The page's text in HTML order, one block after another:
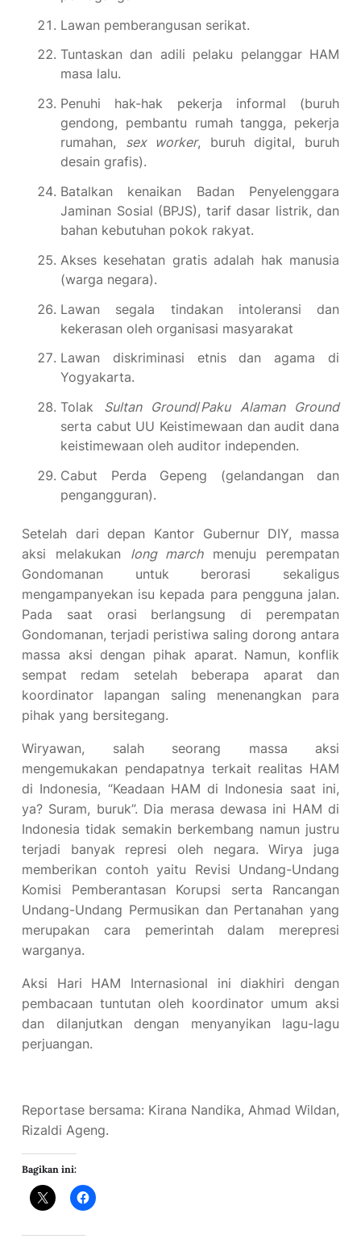
Lawan pemberangusan serikat.
Tuntaskan dan adili pelaku pelanggar HAM
masa lalu.
Penuhi hak-hak pekerja informal (buruh
gendong, pembantu rumah tangga, pekerja
rumahan, sex worker, buruh digital, buruh
desain grafis).
Batalkan kenaikan Badan Penyelenggara
Jaminan Sosial (BPJS), tarif dasar listrik, dan
bahan kebutuhan pokok rakyat.
Akses kesehatan gratis adalah hak manusia
(warga negara).
Lawan segala tindakan intoleransi dan
kekerasan oleh organisasi masyarakat
Lawan diskriminasi etnis dan agama di
Yogyakarta.
Tolak Sultan Ground/Paku Alaman Ground
serta cabut UU Keistimewaan dan audit dana
keistimewaan oleh auditor independen.
Cabut Perda Gepeng (gelandangan dan
pengangguran).
Setelah dari depan Kantor Gubernur DIY, massa
aksi melakukan long marchmenuju perempatan
Gondomanan untuk berorasi sekaligus
mengampanyekan isu kepada para pengguna jalan.
Pada saat orasi berlangsung di perempatan
Gondomanan, terjadi peristiwa saling dorong antara
massa aksi dengan pihak aparat. Namun, konflik
sempat redam setelah beberapa aparat dan
koordinator lapangan saling menenangkan para
pihak yang bersitegang.
Wiryawan, salah seorang massa aksi
mengemukakan pendapatnya terkait realitas HAM
di Indonesia, “Keadaan HAM di Indonesia saat ini,
ya? Suram, buruk”. Dia merasa dewasa ini HAM di
Indonesia tidak semakin berkembang namun justru
terjadi banyak represi oleh negara. Wirya juga
memberikan contoh yaitu Revisi Undang-Undang
Komisi Pemberantasan Korupsi serta Rancangan
Undang-Undang Permusikan dan Pertanahan yang
merupakan cara pemerintah dalam merepresi
warganya.
Aksi Hari HAM Internasional ini diakhiri dengan
pembacaan tuntutan oleh koordinator umum aksi
dan dilanjutkan dengan menyanyikan lagu-lagu
perjuangan.
Reportase bersama: Kirana Nandika, Ahmad Wildan,
Rizaldi Ageng.
Bagikan ini: